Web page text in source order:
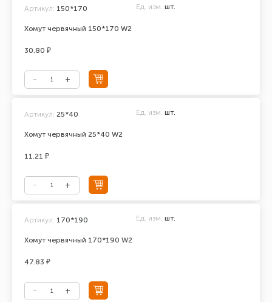
Хомут червячный 150*170 W2
Артикул: 150*170 Ед. изм. шт.
30.80 ₽
Хомут червячный 25*40 W2
Артикул: 25*40 Ед. изм. шт.
11.21 ₽
Хомут червячный 170*190 W2
Артикул: 170*190 Ед. изм. шт.
47.83 ₽